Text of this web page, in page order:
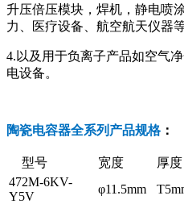
升压倍压模块，焊机，静电喷
力、医疗设备、航空航天仪器等
4.以及用于负离子产品如空气
电设备。
陶瓷电容器全系列产品规格：
型号 宽度 厚度
472M-6KV-
Y5V
φ11.5mm